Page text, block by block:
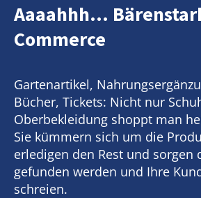
Aaaahhh...
Commerce
Gartenartikel,
Bücher, Tickets: Nicht nur
Oberbekleidung shoppt man
Sie kümmern sich um die
erledigen den Rest und sorgen
gefunden werden und Ihre
schreien.